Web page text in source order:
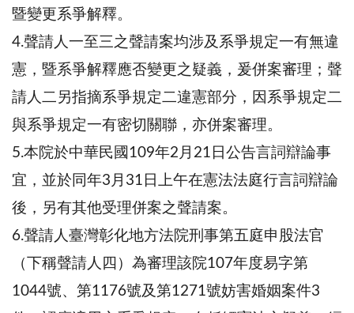
暨變更系爭解釋。
4.聲請人一至三之聲請案均涉及系爭規定一有無違
憲，暨系爭解釋應否變更之疑義，爰併案審理；聲
請人二另指摘系爭規定二違憲部分，因系爭規定二
與系爭規定一有密切關聯，亦併案審理。
5.本院於中華民國109年2月21日公告言詞辯論事
宜，並於同年3月31日上午在憲法法庭行言詞辯論
後，另有其他受理併案之聲請案。
6.聲請人臺灣彰化地方法院刑事第五庭申股法官
（下稱聲請人四）為審理該院107年度易字第
1044號、第1176號及第1271號妨害婚姻案件3